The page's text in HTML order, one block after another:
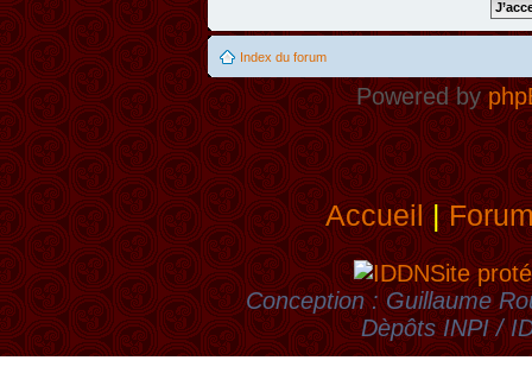
Index du forum
Powered by
Accueil|
Site
Conception : Guillaume
Dèpôts INPI /